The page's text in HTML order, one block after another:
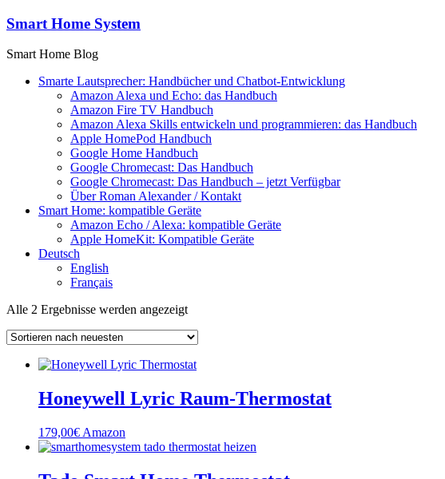
Zum
springen
Smart Home System
Smart Home Blog
Smarte Lautsprecher: Handbücher und Chatbot-Entwicklung
Amazon Alexa und Echo: das Handbuch
Amazon Fire TV Handbuch
Amazon Alexa Skills entwickeln und programmieren: das Handbuch
Apple HomePod Handbuch
Google Home Handbuch
Google Chromecast: Das Handbuch
Google Chromecast: Das Handbuch – jetzt Verfügbar
Über Roman Alexander / Kontakt
Smart Home: kompatible Geräte
Amazon Echo / Alexa: kompatible Geräte
Apple HomeKit: Kompatible Geräte
Deutsch
English
Français
Alle 2 Ergebnisse werden angezeigtNach
sortiert
Honeywell Lyric Raum-Thermostat
179,00€ Amazon